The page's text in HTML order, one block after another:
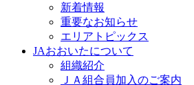
新着情報
重要なお知らせ
エリアトピックス
JAおおいたについて
組織紹介
ＪＡ組合員加入のご案内